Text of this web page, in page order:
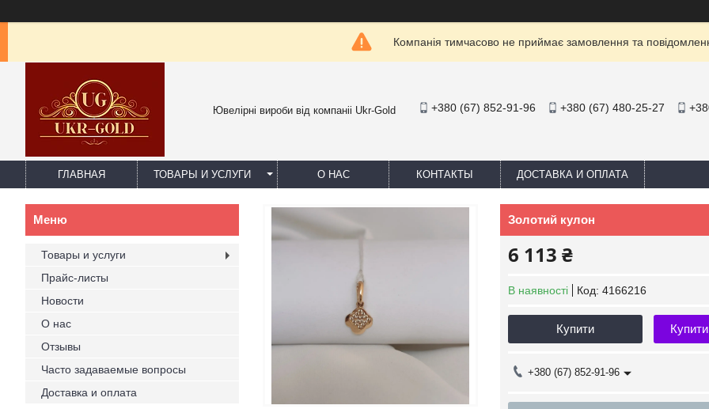
Компанія тимчасово не приймає замовлення та
Ювелірні вироби від компаніі Ukr-Gold +380 (67) 852-91-96 +380 (67) 480-25-27
ГЛАВНАЯ ТОВАРЫ И УСЛУГИ О НАС КОНТАКТЫ ДОСТАВКА И ОПЛАТА
Золотий кулон
6 113 ₴
В наявності Код: 4166216
Купити
+380 (67) 852-91-96
Товары и услуги
Прайс-листы
Новости
О нас
Отзывы
Часто задаваемые вопросы
Доставка и оплата